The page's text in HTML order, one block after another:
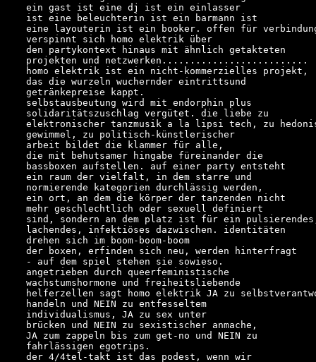
ein gast ist eine dj ist ein einlasser
ist eine beleuchterin ist ein barmann ist
eine layouterin ist ein booker. offen für
verspinnt sich homo elektrik über
den partykontext hinaus mit ähnlich getakteten
projekten und netzwerken..........................
homo elektrik ist ein nicht-kommerzielles projekt,
das die wurzeln wuchernder eintrittsund
getränkepreise kappt.
selbstausbeutung wird mit endorphin plus
solidaritätszuschlag vergütet. die liebe zu
elektronischer tanzmusik a la lipsi tech, zu
gewimmel, zu politisch-künstlerischer
arbeit bildet die klammer für alle,
die mit behutsamer hingabe füreinander die
bassboxen aufstellen. auf einer party entsteht
ein raum der vielfalt, in dem starre und
normierende kategorien durchlässig werden,
ein ort, an dem die körper der tanzenden nicht
mehr geschlechtlich oder sexuell definiert
sind, sondern an dem platz ist für ein
lachendes, infektiöses dazwischen. identitäten
drehen sich im boom-boom-boom
der boxen, erfinden sich neu, werden hinterfragt
- auf dem spiel stehen sie sowieso.
angetrieben durch queerfeministische
wachstumshormone und freiheitsliebende
helferzellen sagt homo elektrik JA zu
handeln und NEIN zu entfesseltem
individualismus, JA zu sex unter
brücken und NEIN zu sexistischer anmache,
JA zum zappeln bis zum get-no und NEIN zu
fahrlässigen egotrips.
der 4/4tel-takt ist das podest, wenn wir